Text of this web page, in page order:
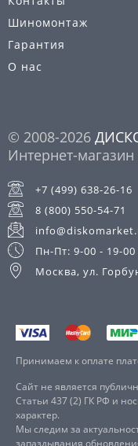
Шиномонтаж
Гарантия
О нас
© 2008-2026
Интернет-
+7 (499) 638-26-16
8 (800) 550-54-71
Пн-Пт: 9-00 - 19-00
Москва, ул.
Принимаем к оплате
Сайт не является
Статьи 437 (2) ГК РФ и
характер.
Мы следим за
запаздывания